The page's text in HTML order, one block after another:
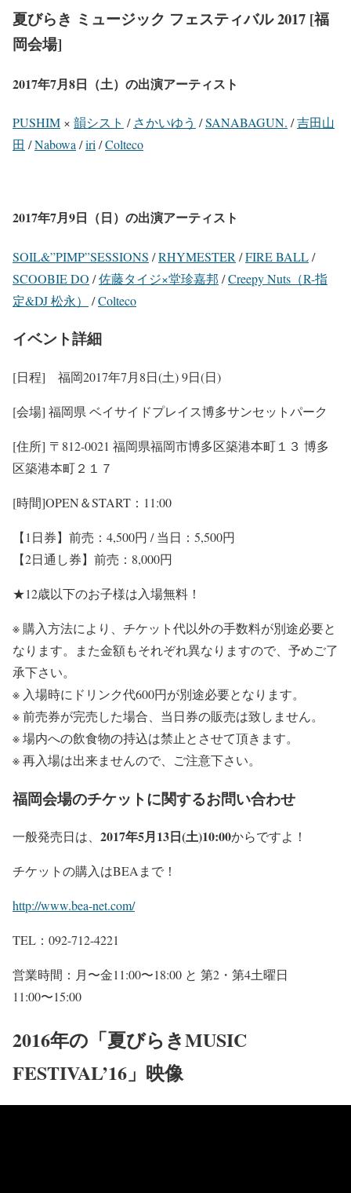
夏びらき ミュージック フェスティバル 2017 [福
岡会場]
2017年7月8日（土）の出演アーティスト
PUSHIM × 韻シスト / さかいゆう /SANABAGUN. /吉田山
田 /Nabowa /iri /Colteco
2017年7月9日（日）の出演アーティスト
SOIL&”PIMP”SESSIONS /RHYMESTER /FIRE BALL/
SCOOBIE DO /佐藤タイジ×堂珍嘉邦 /Creepy Nuts（R-指
定&DJ 松永）
/Colteco
イベント詳細
[日程] 福岡2017年7月8日(土) 9日(日)
[会場] 福岡県 ベイサイドプレイス博多サンセットパーク
[住所] 〒812-0021 福岡県福岡市博多区築港本町１３ 博多
区築港本町２１７
[時間]OPEN＆START：11:00
【1日券】前売：4,500円 / 当日：5,500円
【2日通し券】前売：8,000円
★12歳以下のお子様は入場無料！
※ 購入方法により、チケット代以外の手数料が別途必要と
なります。また金額もそれぞれ異なりますので、予めご了
承下さい。
※ 入場時にドリンク代600円が別途必要となります。
※ 前売券が完売した場合、当日券の販売は致しません。
※ 場内への飲食物の持込は禁止とさせて頂きます。
※ 再入場は出来ませんので、ご注意下さい。
福岡会場のチケットに関するお問い合わせ
一般発売日は、 2017年5月13日(土)10:00からですよ！
チケットの購入はBEAまで！
http://www.bea-net.com/
TEL：092-712-4221
営業時間：月〜金11:00〜18:00 と 第2・第4土曜日
11:00〜15:00
2016年の「夏びらきMUSIC
FESTIVAL’16」映像